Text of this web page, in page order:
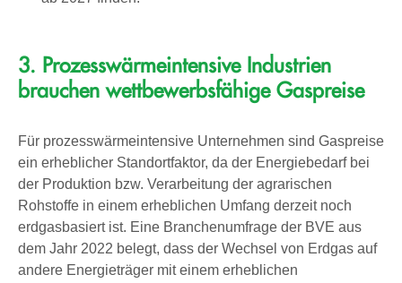
3. Prozesswärmeintensive Industrien
brauchen wettbewerbsfähige Gaspreise
Für prozesswärmeintensive Unternehmen sind Gaspreise
ein erheblicher Standortfaktor, da der Energiebedarf bei
der Produktion bzw. Verarbeitung der agrarischen
Rohstoffe in einem erheblichen Umfang derzeit noch
erdgasbasiert ist. Eine Branchenumfrage der BVE aus
dem Jahr 2022 belegt, dass der Wechsel von Erdgas auf
andere Energieträger mit einem erheblichen